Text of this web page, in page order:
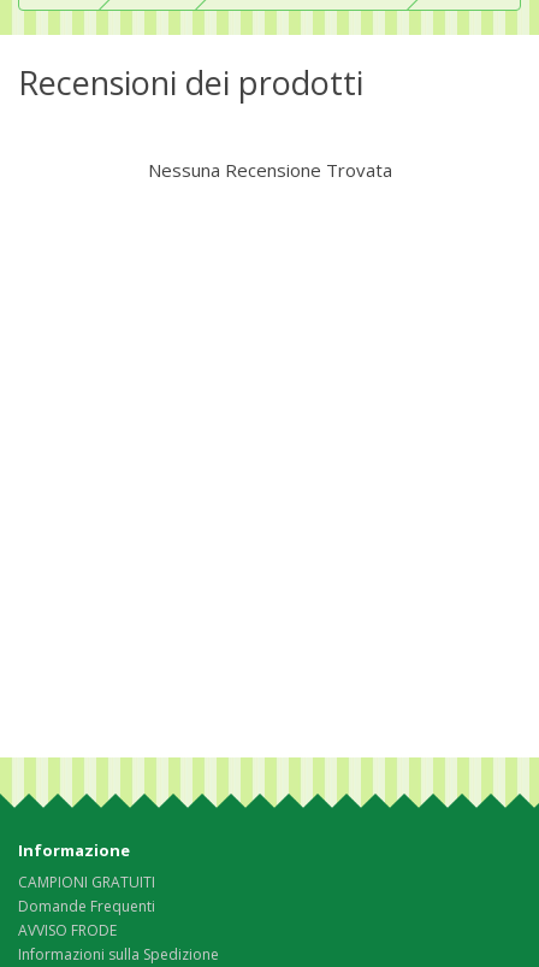
Recensioni dei prodotti
Nessuna Recensione Trovata
Informazione
CAMPIONI GRATUITI
Domande Frequenti
AVVISO FRODE
Informazioni sulla Spedizione